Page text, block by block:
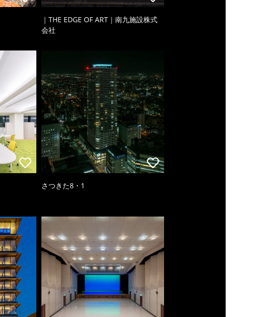
｜THE EDGE OF ART｜南九施設株式
会社
さつきた8・1